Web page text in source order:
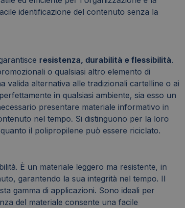
identificazione del contenuto senza la
resistenza, durabilità e flessibilità.
o qualsiasi altro elemento di
valida alternativa alle tradizionali cartelline o ai
in qualsiasi ambiente, sia esso un
presentare materiale informativo in
nel tempo. Si distinguono per la loro
il polipropilene può essere riciclato.
È un materiale leggero ma resistente, in
garantendo la sua integrità nel tempo. Il
gamma di applicazioni. Sono ideali per
del materiale consente una facile